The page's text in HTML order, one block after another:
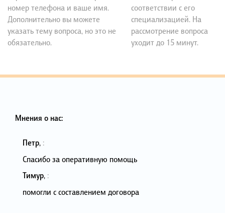
номер телефона и ваше имя.
Дополнительно вы можете
указать тему вопроса, но это не
обязательно.
соответствии с его
специализацией. На
рассмотрение вопроса
уходит до 15 минут.
Мнения о нас:
Петр, :
Спасибо за оперативную помощь
Тимур, :
помогли с составлением договора